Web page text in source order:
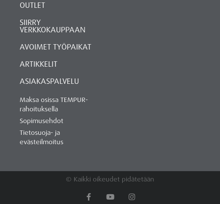
OUTLET
SIIRRY
VERKKOKAUPPAAN
AVOIMET TYÖPAIKAT
ARTIKKELIT
ASIAKASPALVELU
Maksa osissa TEMPUR-
rahoituksella
Sopimusehdot
Tietosuoja- ja
evästeilmoitus
© Kaikki oikeudet pidätetään